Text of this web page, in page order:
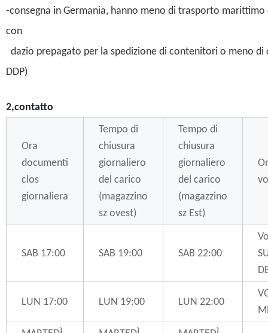
-consegna in Germania, hanno meno di trasporto
con
dazio prepagato per la spedizione di contenitori o meno
DDP)
2,contatto
Ora
documenti
clos
giornaliera
Tempo di
chiusura
giornaliero
del carico
(magazzino
sz ovest)
Tempo di
chiusura
giornaliero
del carico
(magazzino
sz Est)
SAB 17:00 SAB 19:00 SAB 22:00
LUN 17:00 LUN 19:00 LUN 22:00